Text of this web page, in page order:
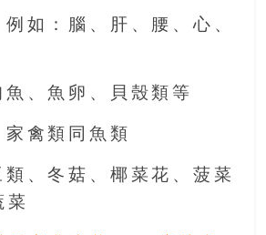
如：腦、肝、腰、心、
、魚卵、貝殼類等
禽類同魚類
、冬菇、椰菜花、菠菜
菜